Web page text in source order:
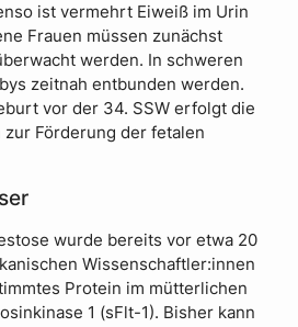
ist vermehrt Eiweiß im Urin
Frauen müssen zunächst
werden. In schweren
zeitnah entbunden werden.
vor der 34. SSW erfolgt die
Förderung der fetalen
wurde bereits vor etwa 20
Wissenschaftler:innen
Protein im mütterlichen
1 (sFlt-1). Bisher kann